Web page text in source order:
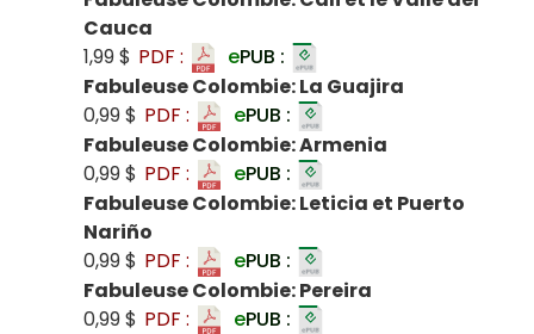
Cauca
1,99 $ PDF : ePUB :
Fabuleuse Colombie: La Guajira
0,99 $ PDF : ePUB :
Fabuleuse Colombie: Armenia
0,99 $ PDF : ePUB :
Fabuleuse Colombie: Leticia et Puerto
Nariño
0,99 $ PDF : ePUB :
Fabuleuse Colombie: Pereira
0,99 $ PDF : ePUB :